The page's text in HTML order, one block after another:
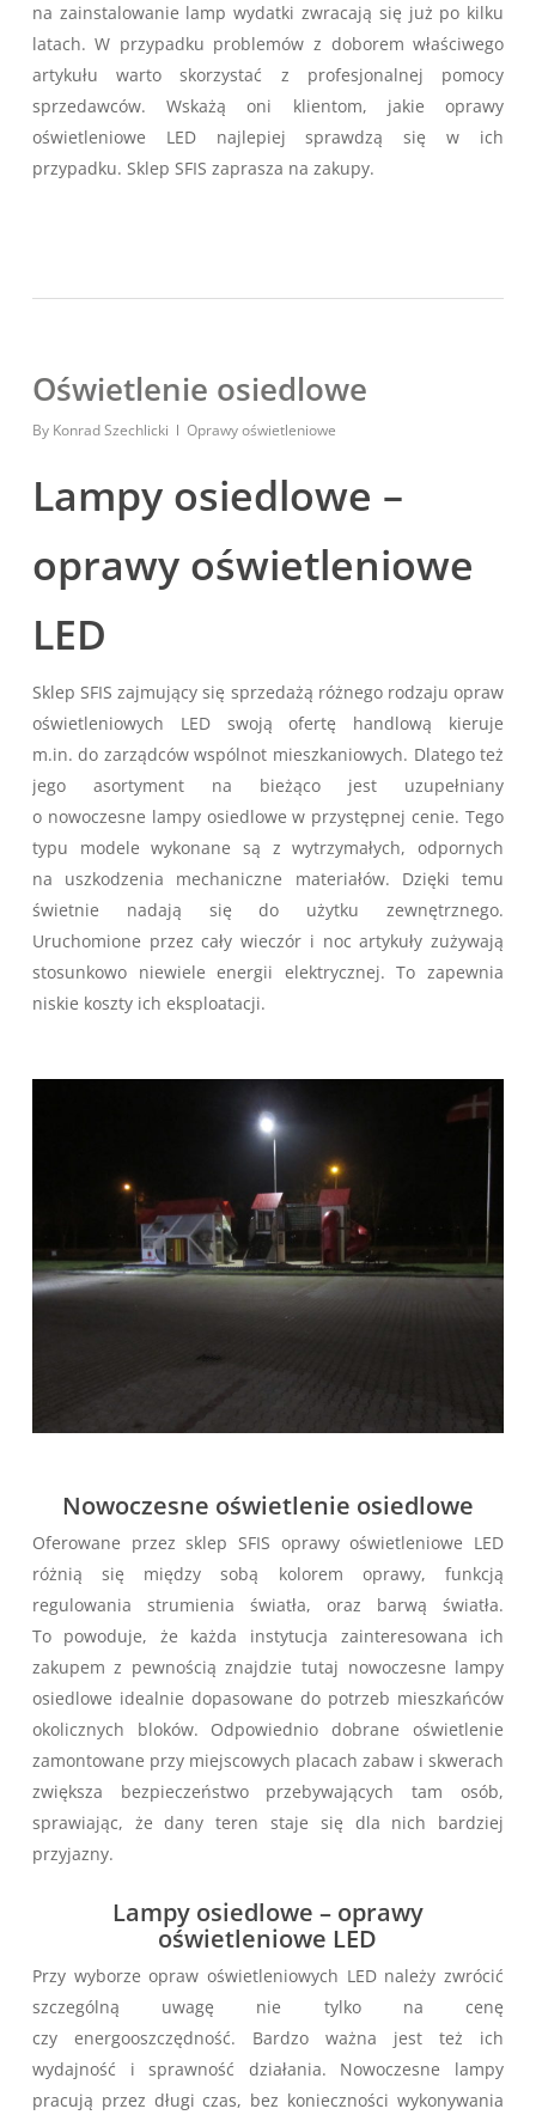
na zainstalowanie lamp wydatki zwracają się już po kilku
latach. W przypadku problemów z doborem właściwego
artykułu warto skorzystać z profesjonalnej pomocy
sprzedawców. Wskażą oni klientom, jakie oprawy
oświetleniowe LED najlepiej sprawdzą się w ich
przypadku. Sklep SFIS zaprasza na zakupy.
Oświetlenie osiedlowe
By Konrad Szechlicki Oprawy oświetleniowe
Lampy osiedlowe –
oprawy oświetleniowe
LED
Sklep SFIS zajmujący się sprzedażą różnego rodzaju opraw
oświetleniowych LED swoją ofertę handlową kieruje
m.in. do zarządców wspólnot mieszkaniowych. Dlatego też
jego asortyment na bieżąco jest uzupełniany
o nowoczesne lampy osiedlowe w przystępnej cenie. Tego
typu modele wykonane są z wytrzymałych, odpornych
na uszkodzenia mechaniczne materiałów. Dzięki temu
świetnie nadają się do użytku zewnętrznego.
Uruchomione przez cały wieczór i noc artykuły zużywają
stosunkowo niewiele energii elektrycznej. To zapewnia
niskie koszty ich eksploatacji.
Nowoczesne oświetlenie osiedlowe
Oferowane przez sklep SFIS oprawy oświetleniowe LED
różnią się między sobą kolorem oprawy, funkcją
regulowania strumienia światła, oraz barwą światła.
To powoduje, że każda instytucja zainteresowana ich
zakupem z pewnością znajdzie tutaj nowoczesne lampy
osiedlowe idealnie dopasowane do potrzeb mieszkańców
okolicznych bloków. Odpowiednio dobrane oświetlenie
zamontowane przy miejscowych placach zabaw i skwerach
zwiększa bezpieczeństwo przebywających tam osób,
sprawiając, że dany teren staje się dla nich bardziej
przyjazny.
Lampy osiedlowe – oprawy
oświetleniowe LED
Przy wyborze opraw oświetleniowych LED należy zwrócić
szczególną uwagę nie tylko na cenę
czy energooszczędność. Bardzo ważna jest też ich
wydajność i sprawność działania. Nowoczesne lampy
pracują przez długi czas, bez konieczności wykonywania